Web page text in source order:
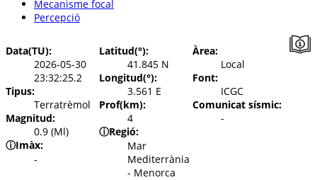
Mecanisme focal
Percepció
Data(TU):
2026-05-30
23:32:25.2
Tipus:
Terratrèmol
Magnitud:
0.9 (Ml)
ⓘImàx:
-
Latitud(°):
41.845 N
Longitud(°):
3.561 E
Prof(km):
4
ⓘRegió:
Mar
Mediterrània
- Menorca
Àrea:
Local
Font:
ICGC
Comunicat sísmic:
-